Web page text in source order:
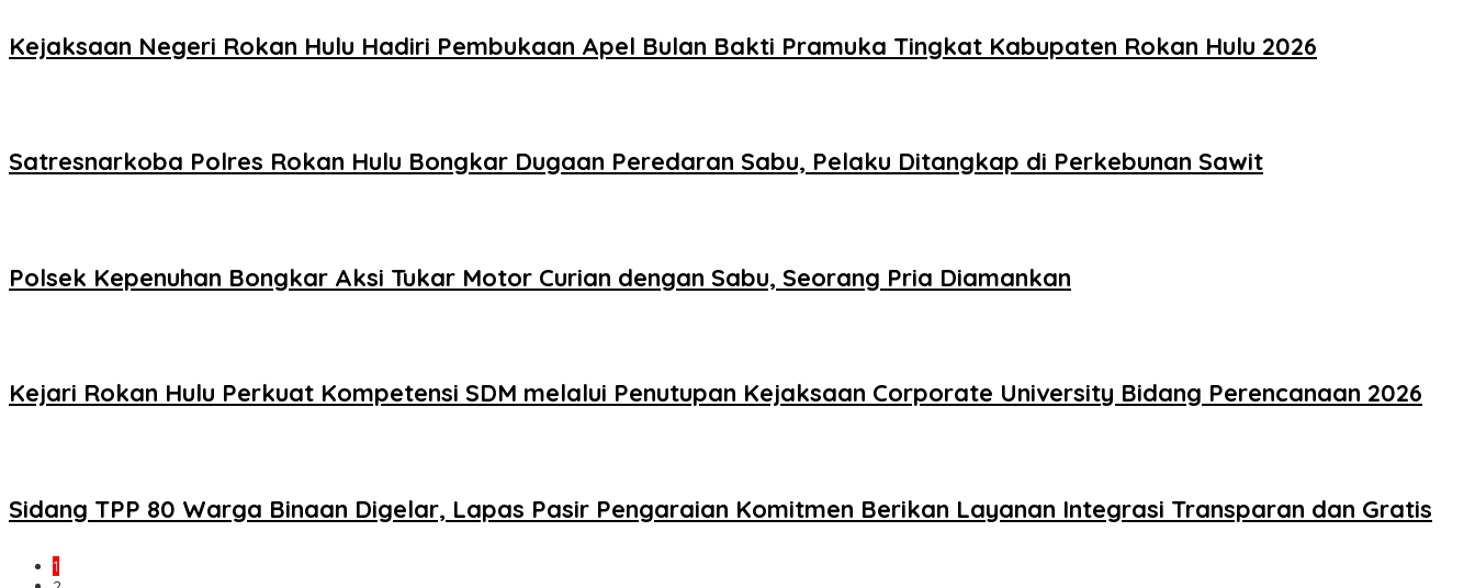
Kejaksaan Negeri Rokan Hulu Hadiri Pembukaan Apel Bulan Bakti Pramuka Tingkat Kabupaten Rokan Hulu 2026
Satresnarkoba Polres Rokan Hulu Bongkar Dugaan Peredaran Sabu, Pelaku Ditangkap di Perkebunan Sawit
Polsek Kepenuhan Bongkar Aksi Tukar Motor Curian dengan Sabu, Seorang Pria Diamankan
Kejari Rokan Hulu Perkuat Kompetensi SDM melalui Penutupan Kejaksaan Corporate University Bidang Perencanaan 2026
Sidang TPP 80 Warga Binaan Digelar, Lapas Pasir Pengaraian Komitmen Berikan Layanan Integrasi Transparan dan Gratis
1